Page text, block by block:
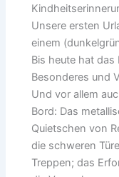
Unsere ersten
einem
Bis heute hat das
Besonderes und
Und vor allem
Bord: Das
Quietschen von
die schweren
Treppen; das